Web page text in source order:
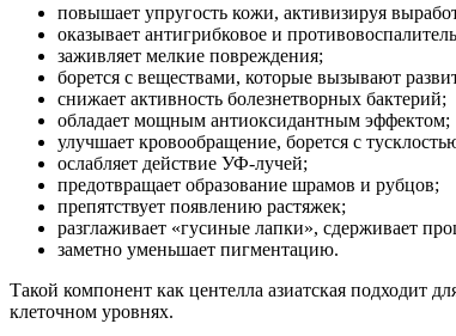
повышает упругость кожи, активизируя
оказывает антигрибковое и
заживляет мелкие повреждения;
борется с веществами, которые вызывают
снижает активность болезнетворных бактерий;
обладает мощным антиоксидантным эффектом;
улучшает кровообращение, борется с
ослабляет действие УФ-лучей;
предотвращает образование шрамов и рубцов;
препятствует появлению растяжек;
разглаживает «гусиные лапки», сдерживает
заметно уменьшает пигментацию.
Такой компонент как центелла азиатская подходит
клеточном уровнях.